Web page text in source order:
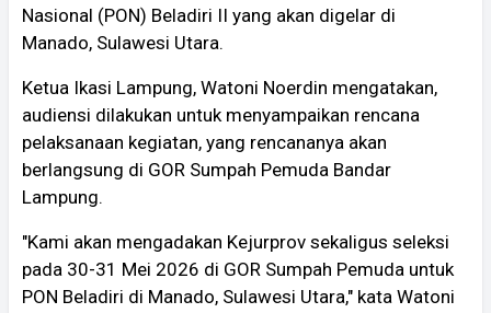
Nasional (PON) Beladiri II yang akan digelar di
Manado, Sulawesi Utara.
Ketua Ikasi Lampung, Watoni Noerdin mengatakan,
audiensi dilakukan untuk menyampaikan rencana
pelaksanaan kegiatan, yang rencananya akan
berlangsung di GOR Sumpah Pemuda Bandar
Lampung.
"Kami akan mengadakan Kejurprov sekaligus seleksi
pada 30-31 Mei 2026 di GOR Sumpah Pemuda untuk
PON Beladiri di Manado, Sulawesi Utara," kata Watoni